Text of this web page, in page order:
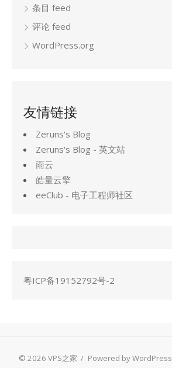
条目 feed
评论 feed
WordPress.org
友情链接
Zeruns's Blog
Zeruns's Blog - 英文站
雨云
皓量云擎
eeClub - 电子工程师社区
粤ICP备19152792号-2
© 2026 VPS之家 / Powered by WordPress